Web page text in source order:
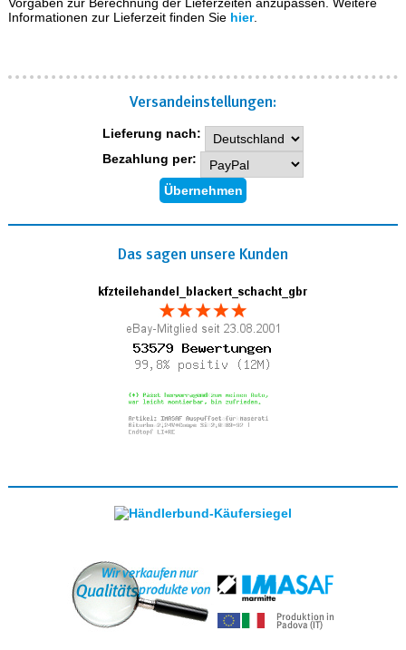
Informationen zur Lieferzeit finden Sie hier.
Versand­einstellungen:
Lieferung nach:
Bezahlung per:
Das sagen unsere Kunden